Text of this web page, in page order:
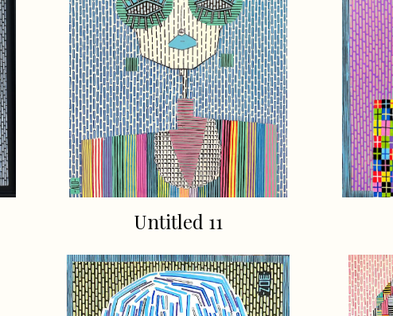
Untitled 11